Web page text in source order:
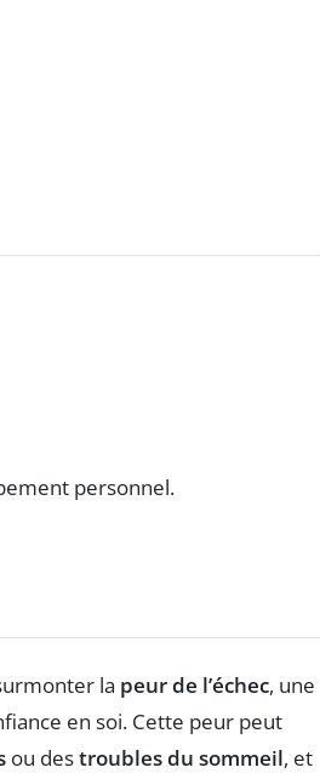
personnel.
la peur de l’échec, une
en soi. Cette peur peut
ou destroubles du sommeil, et